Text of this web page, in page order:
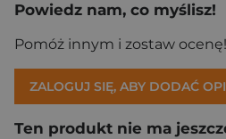
Powiedz nam, co myślisz!
Pomóż innym i zostaw ocenę!
ZALOGUJ SIĘ, ABY DODAĆ
Ten produkt nie ma